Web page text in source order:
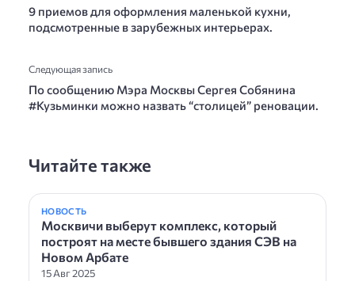
9 приемов для оформления маленькой кухни,
подсмотренные в зарубежных интерьерах.
Следующая запись
По сообщению Мэра Москвы Сергея Собянина
#Кузьминки можно назвать “столицей” реновации.
Читайте также
НОВОСТЬ
Москвичи выберут комплекс, который
построят на месте бывшего здания СЭВ на
Новом Арбате
15 Авг 2025